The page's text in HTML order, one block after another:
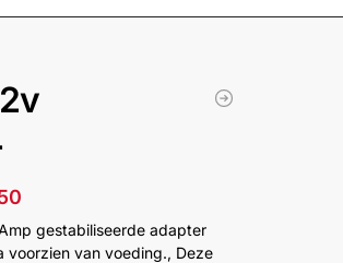
gestabiliseerde adapter
voorzien van voeding., Deze